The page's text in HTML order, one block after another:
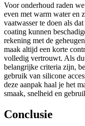
Voor onderhoud raden
even met warm water en
vaatwasser te doen als
coating kunnen
rekening met de
maak altijd een korte
volledig vertrouwt. Als
belangrijke criteria zijn,
gebruik van silicone
deze aanpak haal je het
smaak, snelheid en
Conclusie